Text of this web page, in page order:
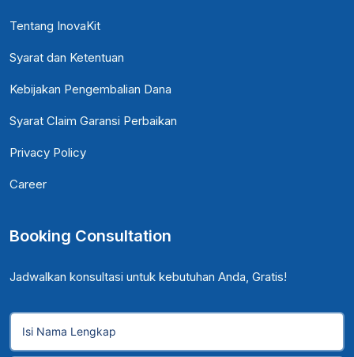
Tentang InovaKit
Syarat dan Ketentuan
Kebijakan Pengembalian Dana
Syarat Claim Garansi Perbaikan
Privacy Policy
Career
Booking Consultation
Jadwalkan konsultasi untuk kebutuhan Anda, Gratis!